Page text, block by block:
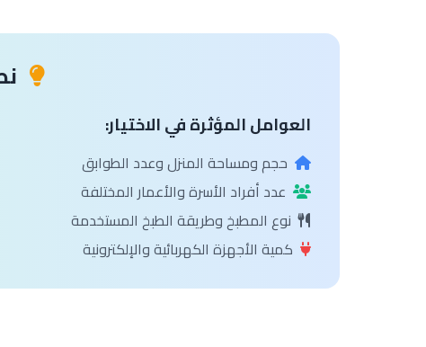
العوامل المؤثرة في الاختيار:
حجم ومساحة المنزل وعدد الطوابق
عدد أفراد الأسرة والأعمار المختلفة
نوع المطبخ وطريقة الطبخ المستخدمة
كمية الأجهزة الكهربائية والإلكترونية